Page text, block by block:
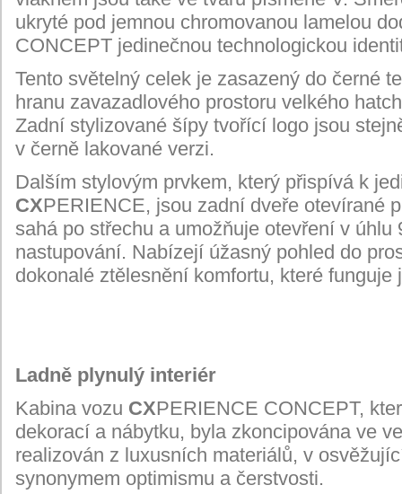
ukryté pod jemnou chromovanou lamelou
CONCEPT jedinečnou technologickou
Tento světelný celek je zasazený do černé
hranu zavazadlového prostoru velkého
Zadní stylizované šípy tvořící logo jsou
v černě lakované verzi.
Dalším stylovým prvkem, který přispívá k
CXPERIENCE, jsou zadní dveře otevírané
sahá po střechu a umožňuje otevření v úhlu
nastupování. Nabízejí úžasný pohled do
dokonalé ztělesnění komfortu, které funguje
Ladně plynulý interiér
Kabina vozu CXPERIENCE CONCEPT,
dekorací a nábytku, byla zkoncipována ve
realizován z luxusních materiálů, v
synonymem optimismu a čerstvosti.